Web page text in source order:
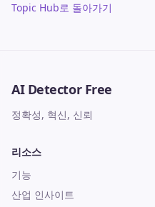
Topic Hub로 돌아가기
AI Detector Free
정확성, 혁신, 신뢰
리소스
기능
산업 인사이트